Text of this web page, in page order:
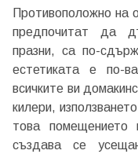
Противоположно на
предпочитат да
празни, са по-
естетиката е по-
всичките ви
килери,
това
създава се